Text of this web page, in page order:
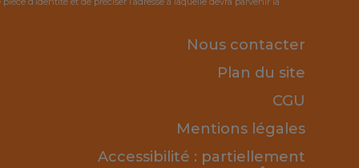
Nous contacter
Plan du site
CGU
Mentions légales
Accessibilité : partiellement